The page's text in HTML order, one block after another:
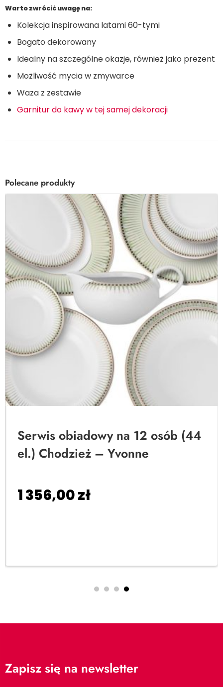
Warto zwrócić uwagę na:
Kolekcja inspirowana latami 60-tymi
Bogato dekorowany
Idealny na szczególne okazje, również jako prezent
Możliwość mycia w zmywarce
Waza z zestawie
Garnitur do kawy w tej samej dekoracji
Polecane produkty
Serwis obiadowy na 12 osób (44
el.) Chodzież – Yvonne
1 356,00zł
Zapisz się na newsletter